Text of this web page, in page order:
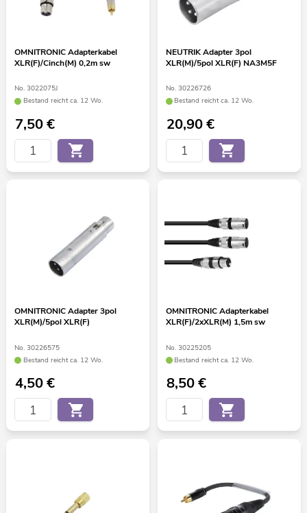
OMNITRONIC Adapterkabel
XLR(F)/Cinch(M) 0,2m sw
No. 3022075J
Bestand reicht ca. 12 Wo.
7,50€
NEUTRIK Adapter 3pol
XLR(M)/5pol XLR(F) NA3M5F
No. 30226726
Bestand reicht ca. 12 Wo.
20,90€
OMNITRONIC Adapter 3pol
XLR(M)/5pol XLR(F)
No. 30226575
Bestand reicht ca. 12 Wo.
4,50€
OMNITRONIC Adapterkabel
XLR(F)/2xXLR(M) 1,5m sw
No. 30225205
Bestand reicht ca. 12 Wo.
8,50€